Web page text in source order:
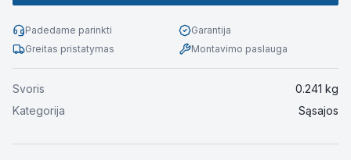
Padedame parinkti
Garantija
Greitas pristatymas
Montavimo paslauga
Svoris 0.241 kg
Kategorija
Sąsajos